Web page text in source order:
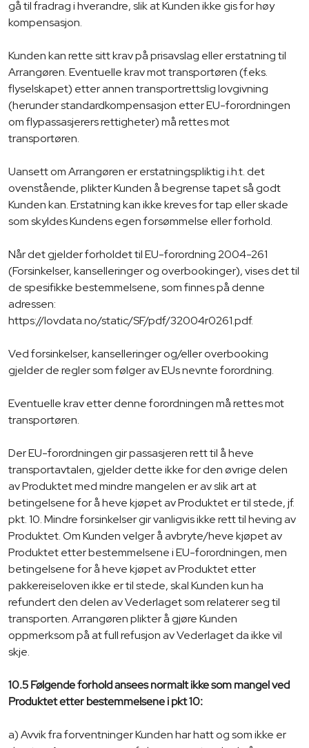
gå til fradrag i hverandre, slik at Kunden ikke gis for høy
kompensasjon.
Kunden kan rette sitt krav på prisavslag eller erstatning til
Arrangøren. Eventuelle krav mot transportøren (f.eks.
flyselskapet) etter annen transportrettslig lovgivning
(herunder standardkompensasjon etter EU-forordningen
om flypassasjerers rettigheter) må rettes mot
transportøren.
Uansett om Arrangøren er erstatningspliktig i.h.t. det
ovenstående, plikter Kunden å begrense tapet så godt
Kunden kan. Erstatning kan ikke kreves for tap eller skade
som skyldes Kundens egen forsømmelse eller forhold.
Når det gjelder forholdet til EU-forordning 2004-261
(Forsinkelser, kanselleringer og overbookinger), vises det til
de spesifikke bestemmelsene, som finnes på denne
adressen:
https://lovdata.no/static/SF/pdf/32004r0261.pdf.
Ved forsinkelser, kanselleringer og/eller overbooking
gjelder de regler som følger av EUs nevnte forordning.
Eventuelle krav etter denne forordningen må rettes mot
transportøren.
Der EU-forordningen gir passasjeren rett til å heve
transportavtalen, gjelder dette ikke for den øvrige delen
av Produktet med mindre mangelen er av slik art at
betingelsene for å heve kjøpet av Produktet er til stede, jf.
pkt. 10. Mindre forsinkelser gir vanligvis ikke rett til heving av
Produktet. Om Kunden velger å avbryte/heve kjøpet av
Produktet etter bestemmelsene i EU-forordningen, men
betingelsene for å heve kjøpet av Produktet etter
pakkereiseloven ikke er til stede, skal Kunden kun ha
refundert den delen av Vederlaget som relaterer seg til
transporten. Arrangøren plikter å gjøre Kunden
oppmerksom på at full refusjon av Vederlaget da ikke vil
skje.
10.5 Følgende forhold ansees normalt ikke som mangel ved
Produktet etter bestemmelsene i pkt 10:
a) Avvik fra forventninger Kunden har hatt og som ikke er